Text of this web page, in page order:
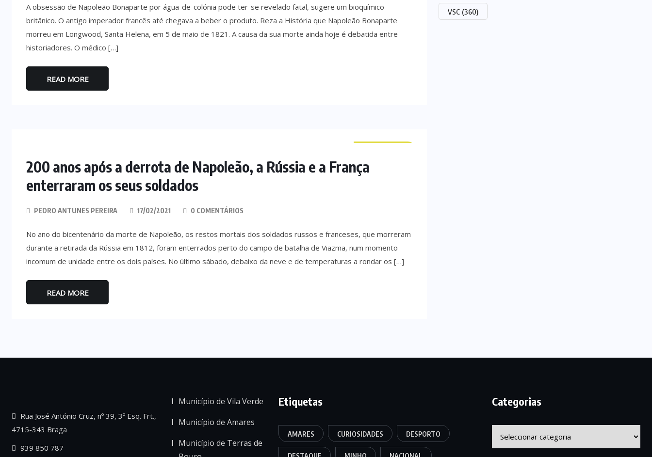
A obsessão de Napoleão Bonaparte por água-de-colónia pode ter-se revelado fatal, sugere um bioquímico
britânico. O antigo imperador francês até chegava a beber o produto. Reza a História que Napoleão Bonaparte
morreu em Longwood, Santa Helena, em 5 de maio de 1821. A causa da sua morte ainda hoje é debatida entre
historiadores. O médico […]
READ MORE
200 anos após a derrota de Napoleão, a Rússia e a França
enterraram os seus soldados
PEDRO ANTUNES PEREIRA 17/02/2021 0 COMENTÁRIOS
No ano do bicentenário da morte de Napoleão, os restos mortais dos soldados russos e franceses, que morreram
durante a retirada da Rússia em 1812, foram enterrados perto do campo de batalha de Viazma, num momento
incomum de unidade entre os dois países. No último sábado, debaixo da neve e de temperaturas a rondar os […]
READ MORE
VSC (360)
Rua José António Cruz, nº 39, 3º Esq. Frt.,
4715-343 Braga
939 850 787
Município de Vila Verde
Município de Amares
Município de Terras de
Etiquetas
AMARES CURIOSIDADES DESPORTO
Categorias